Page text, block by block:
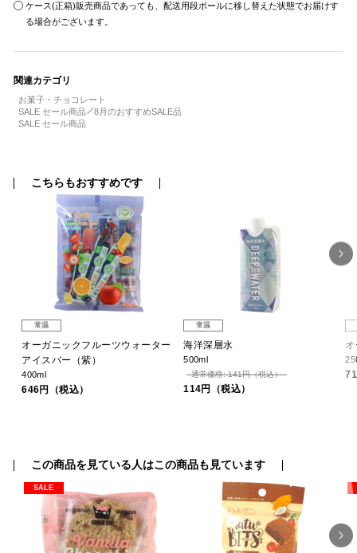
ケース(正箱)販売商品であっても、配送用段ボールに移し替えた状態でお届けす
る場合がございます。
関連カテゴリ
お菓子・チョコレート
SALE セール商品
8月のおすすめSALE品
SALE セール商品
こちらもおすすめです
常温
オーガニックフルーツウォーター
アイスバー（紫）
400ml
646円（税込）
常温
海洋深層水
500ml
通常価格: 141円（税込）
114円（税込）
この商品を見ている人はこの商品も見ています
SALE